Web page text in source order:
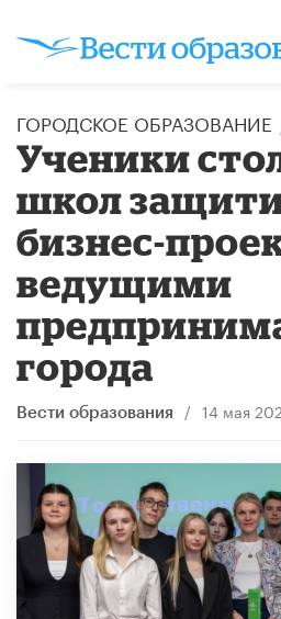
ГОРОДСКОЕ ОБРАЗОВАНИЕ
​Ученики
школ
бизнес-
ведущими
города
Вести образования / 14 мая